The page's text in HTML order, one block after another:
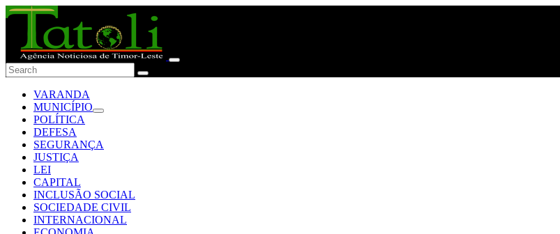
VARANDA
MUNICÍPIO
POLÍTICA
DEFESA
SEGURANÇA
JUSTIÇA
LEI
CAPITAL
INCLUSÃO SOCIAL
SOCIEDADE CIVIL
INTERNACIONAL